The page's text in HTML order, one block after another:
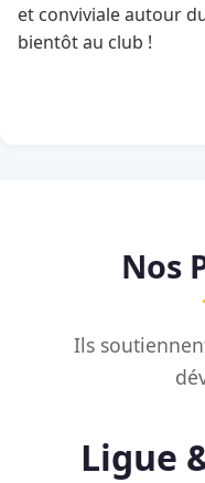
et conviviale autour
bientôt au club !
Nos
Ils
Ligue